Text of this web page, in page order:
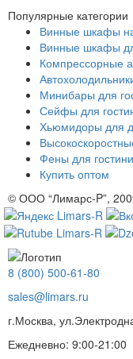
Популярные категории
Винные шкафы
Винные шкафы
Компрессорные
Минибары для
Сейфы для
Хьюмидоры для
Фены для
Купить оптом
© ООО “Лимарс-P”,
8 (800) 500-61-80
sales@limars.ru
г.Москва,
Ежедневно: 9:00-21:00